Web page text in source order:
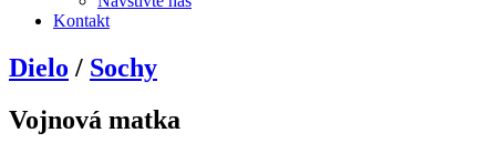
Kontakt
Dielo / Sochy
Vojnová matka